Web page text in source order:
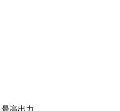
最高出力